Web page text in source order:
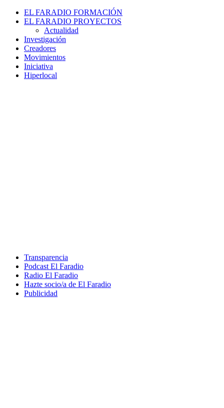
EL FARADIO FORMACIÓN
EL FARADIO PROYECTOS
Actualidad
Investigación
Creadores
Movimientos
Iniciativa
Hiperlocal
Transparencia
Podcast El Faradio
Radio El Faradio
Hazte socio/a de El Faradio
Publicidad